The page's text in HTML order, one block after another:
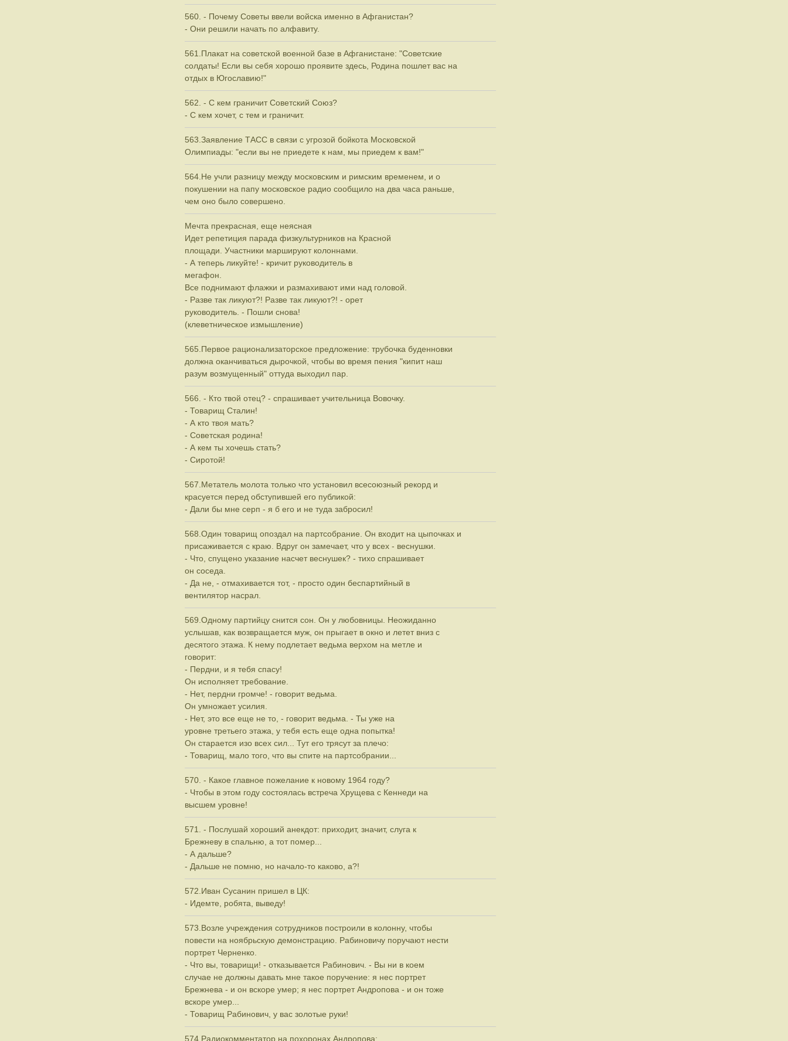
560. - Почему Советы ввели войска именно в Афганистан?
- Они решили начать по алфавиту.
561.Плакат на советской военной базе в Афганистане: "Советские
солдаты! Если вы себя хорошо проявите здесь, Родина пошлет вас на
отдых в Югославию!"
562. - С кем граничит Советский Союз?
- С кем хочет, с тем и граничит.
563.Заявление ТАСС в связи с угрозой бойкота Московской
Олимпиады: "если вы не приедете к нам, мы приедем к вам!"
564.Не учли разницу между московским и римским временем, и о
покушении на папу московское радио сообщило на два часа раньше,
чем оно было совершено.
Мечта прекрасная, еще неясная
Идет репетиция парада физкультурников на Красной
площади. Участники маршируют колоннами.
- А теперь ликуйте! - кричит руководитель в
мегафон.
Все поднимают флажки и размахивают ими над головой.
- Разве так ликуют?! Разве так ликуют?! - орет
руководитель. - Пошли снова!
(клеветническое измышление)
565.Первое рационализаторское предложение: трубочка буденновки
должна оканчиваться дырочкой, чтобы во время пения "кипит наш
разум возмущенный" оттуда выходил пар.
566. - Кто твой отец? - спрашивает учительница Вовочку.
- Товарищ Сталин!
- А кто твоя мать?
- Советская родина!
- А кем ты хочешь стать?
- Сиротой!
567.Метатель молота только что установил всесоюзный рекорд и
красуется перед обступившей его публикой:
- Дали бы мне серп - я б его и не туда забросил!
568.Один товарищ опоздал на партсобрание. Он входит на цыпочках и
присаживается с краю. Вдруг он замечает, что у всех - веснушки.
- Что, спущено указание насчет веснушек? - тихо спрашивает
он соседа.
- Да не, - отмахивается тот, - просто один беспартийный в
вентилятор насрал.
569.Одному партийцу снится сон. Он у любовницы. Неожиданно
услышав, как возвращается муж, он прыгает в окно и летет вниз с
десятого этажа. К нему подлетает ведьма верхом на метле и
говорит:
- Пердни, и я тебя спасу!
Он исполняет требование.
- Нет, пердни громче! - говорит ведьма.
Он умножает усилия.
- Нет, это все еще не то, - говорит ведьма. - Ты уже на
уровне третьего этажа, у тебя есть еще одна попытка!
Он старается изо всех сил... Тут его трясут за плечо:
- Товарищ, мало того, что вы спите на партсобрании...
570. - Какое главное пожелание к новому 1964 году?
- Чтобы в этом году состоялась встреча Хрущева с Кеннеди на
высшем уровне!
571. - Послушай хороший анекдот: приходит, значит, слуга к
Брежневу в спальню, а тот помер...
- А дальше?
- Дальше не помню, но начало-то каково, а?!
572.Иван Сусанин пришел в ЦК:
- Идемте, робята, выведу!
573.Возле учреждения сотрудников построили в колонну, чтобы
повести на ноябрьскую демонстрацию. Рабиновичу поручают нести
портрет Черненко.
- Что вы, товарищи! - отказывается Рабинович. - Вы ни в коем
случае не должны давать мне такое поручение: я нес портрет
Брежнева - и он вскоре умер; я нес портрет Андропова - и он тоже
вскоре умер...
- Товарищ Рабинович, у вас золотые руки!
574.Радиокомментатор на похоронах Андропова: